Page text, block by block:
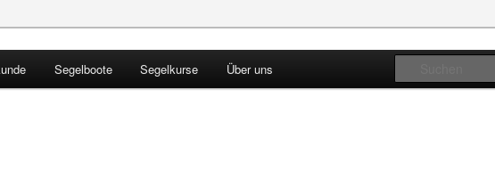
Segelboote Segelkurse Über uns